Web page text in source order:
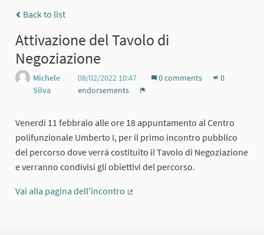
Back to list
Attivazione del Tavolo di
Negoziazione
Michele
Silva
08/02/2022 10:47 0 comments
0
endorsements
Venerdì 11 febbraio alle ore 18 appuntamento al Centro
polifunzionale Umberto I, per il primo incontro pubblico
del percorso dove verrà costituito il Tavolo di Negoziazione
e verranno condivisi gli obiettivi del percorso.
Vai alla pagina dell'incontro